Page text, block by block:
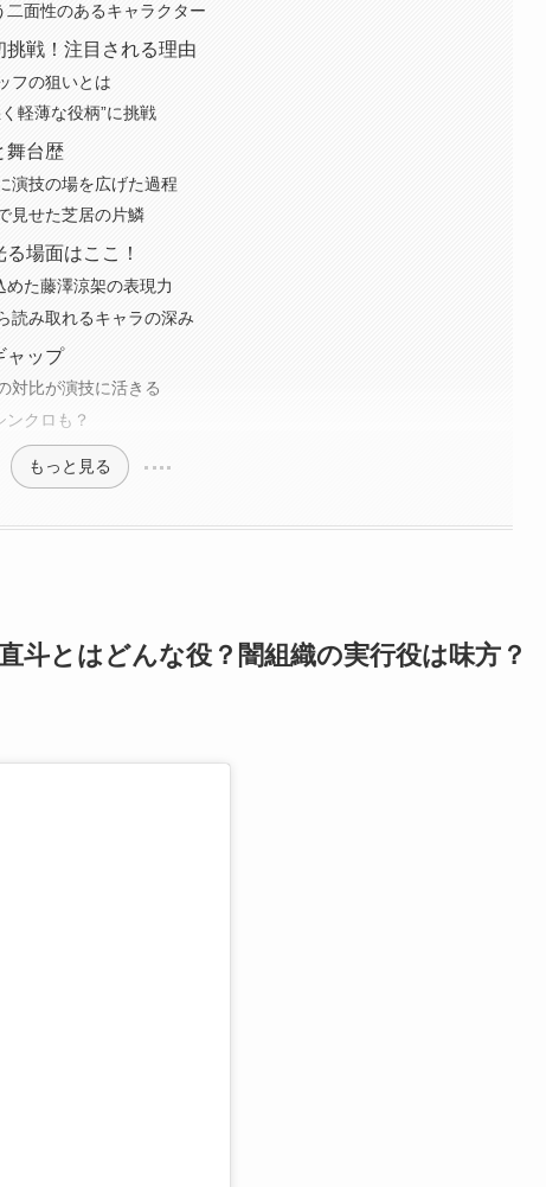
面性のあるキャラクター
戦！注目される理由
フの狙いとは
軽薄な役柄”に挑戦
舞台歴
演技の場を広げた過程
見せた芝居の片鱗
場面はここ！
めた藤澤涼架の表現力
読み取れるキャラの深み
ャップ
対比が演技に活きる
ンクロも？
もっと見る
斗とはどんな役？闇組織の実行役は味方？